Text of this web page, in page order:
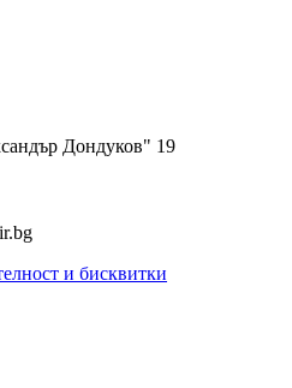
Дондуков" 19
и бисквитки